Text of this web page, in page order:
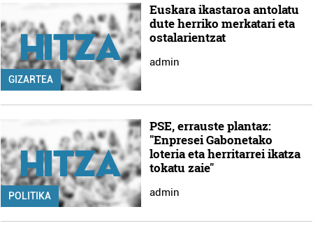
GIZARTEA
Euskara ikastaroa antolatu
dute herriko merkatari eta
ostalarientzat
admin
POLITIKA
PSE, errauste plantaz:
"Enpresei Gabonetako
loteria eta herritarrei ikatza
tokatu zaie"
admin